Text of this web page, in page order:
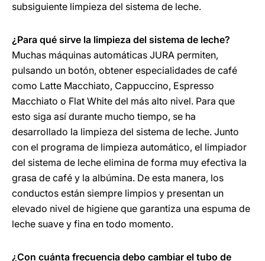
subsiguiente limpieza del sistema de leche.
¿Para qué sirve la limpieza del sistema de leche?
Muchas máquinas automáticas JURA permiten,
pulsando un botón, obtener especialidades de café
como Latte Macchiato, Cappuccino, Espresso
Macchiato o Flat White del más alto nivel. Para que
esto siga así durante mucho tiempo, se ha
desarrollado la limpieza del sistema de leche. Junto
con el programa de limpieza automático, el limpiador
del sistema de leche elimina de forma muy efectiva la
grasa de café y la albúmina. De esta manera, los
conductos están siempre limpios y presentan un
elevado nivel de higiene que garantiza una espuma de
leche suave y fina en todo momento.
¿Con cuánta frecuencia debo cambiar el tubo de